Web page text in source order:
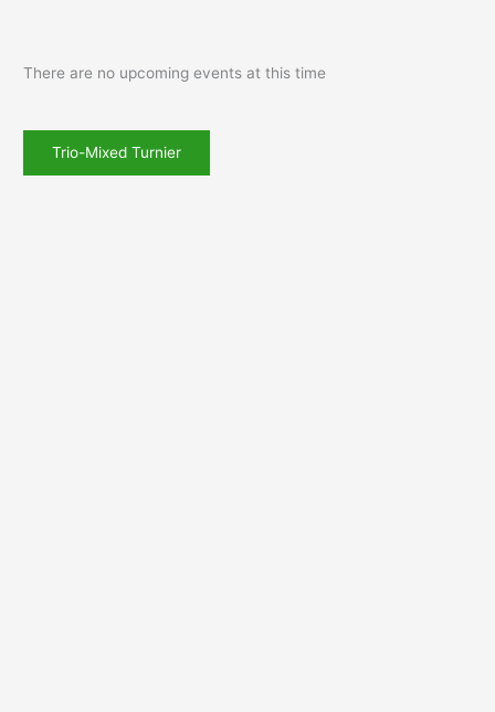
There are no upcoming events at this time
Trio-Mixed Turnier